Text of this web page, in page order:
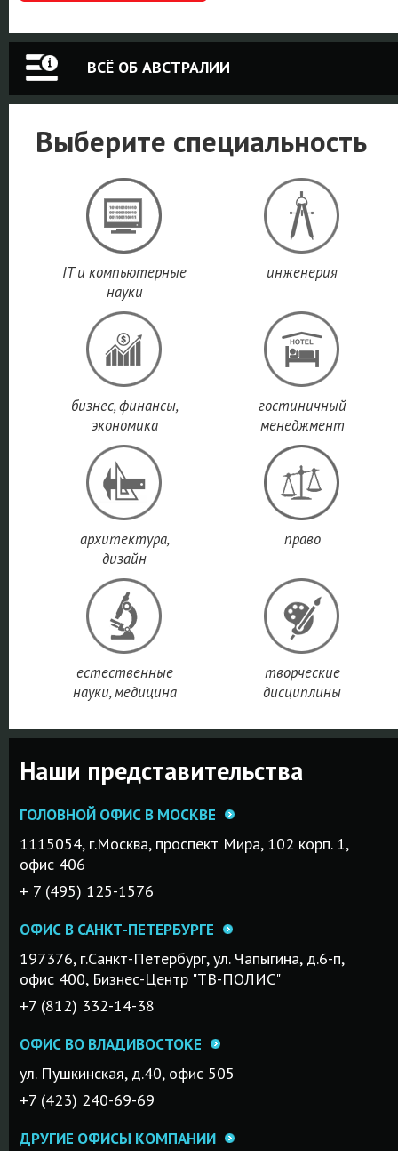
ВСЁ ОБ АВСТРАЛИИ
Выберите специальность
IT и компьютерные
науки
инженерия
бизнес, финансы,
экономика
гостиничный
менеджмент
архитектура,
дизайн
право
естественные
науки, медицина
творческие
дисциплины
Наши представительства
ГОЛОВНОЙ ОФИС В МОСКВЕ
1115054, г.Mосква, проспект Мира, 102 корп. 1,
офис 406
+ 7 (495) 125-1576
ОФИС В САНКТ-ПЕТЕРБУРГЕ
197376, г.Санкт-Петербург, ул. Чапыгина, д.6-п,
офис 400, Бизнес-Центр "ТВ-ПОЛИС"
+7 (812) 332-14-38
ОФИС ВО ВЛАДИВОСТОКЕ
ул. Пушкинская, д.40, офис 505
+7 (423) 240-69-69
ДРУГИЕ ОФИСЫ КОМПАНИИ